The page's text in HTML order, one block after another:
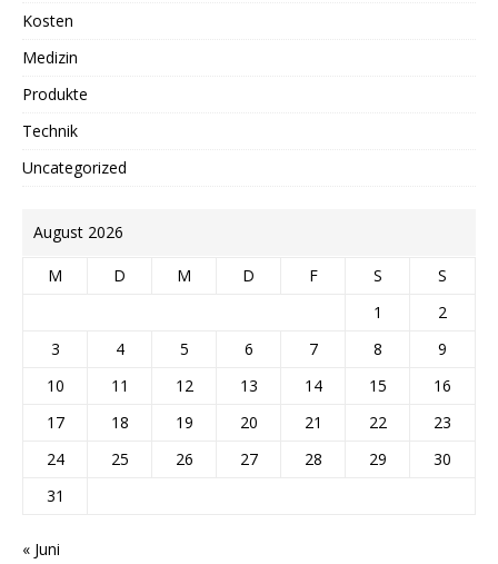
Kosten
Medizin
Produkte
Technik
Uncategorized
August 2026
M D M D F S
S
1
2
3
4 5 6 7 8
9
10
11 12 13 14 15
16
17
18 19 20 21 22
23
24
25 26 27 28 29
30
31
« Juni